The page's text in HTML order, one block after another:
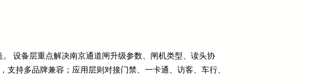
设备层重点解决南京通道闸升级参数、闸机类型、读头协
持多品牌兼容；应用层则对接门禁、一卡通、访客、车行、